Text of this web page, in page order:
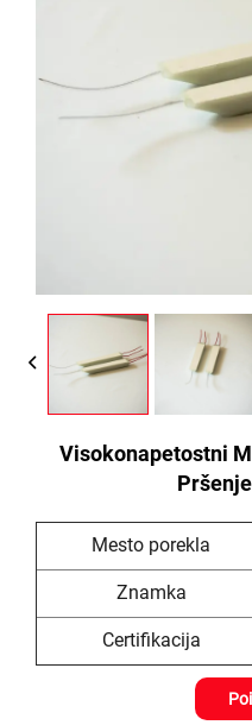
Visokonapetostni
Mesto porekla
Znamka
Certifikacija